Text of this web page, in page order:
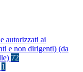
autorizzati ai
e non dirigenti) (da
72
1